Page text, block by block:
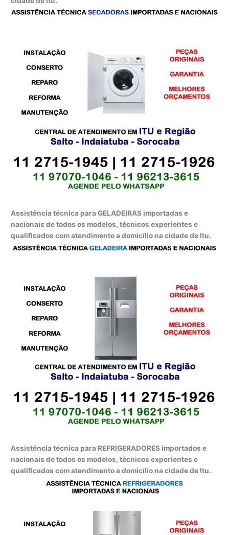
Assistência técnica para GELADEIRAS importadas e
nacionais de todos os modelos, técnicos experientes e
qualificados com atendimento a domicílio na cidade de Itu.
Assistência técnica para REFRIGERADORES importados e
nacionais de todos os modelos, técnicos experientes e
qualificados com atendimento a domicílio na cidade de Itu.